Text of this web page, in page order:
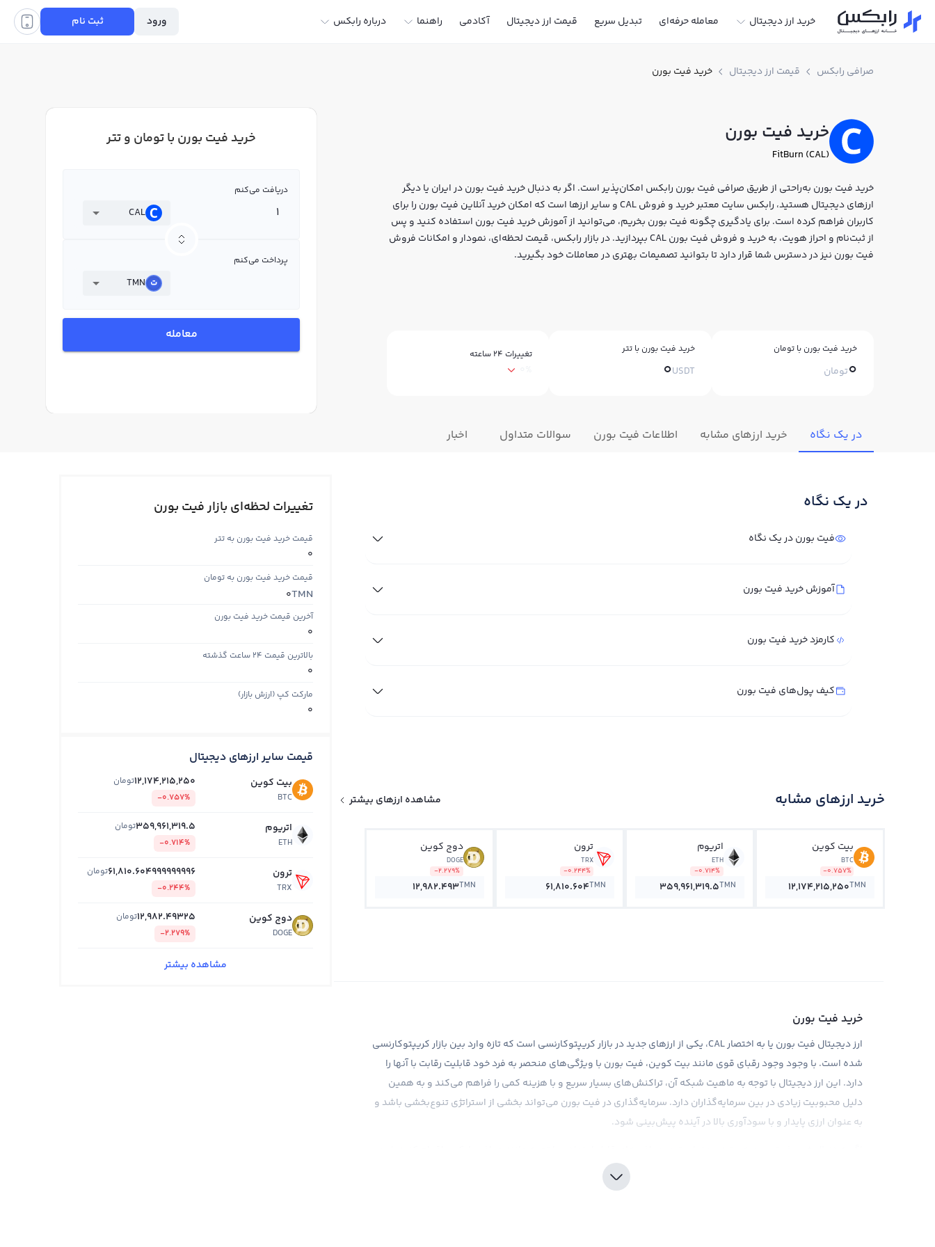
خرید ارز دیجیتال معامله حرفه‌ای تبدیل سریع قیمت ارز دیجیتال آکادمی راهنما درباره رابکس ورود ثبت نام
صرافی رابکس قیمت ارز دیجیتال خرید فیت بورن
خرید فیت بورن
FitBurn (CAL)
خرید فیت بورن به‌راحتی از طریق صرافی فیت بورن رابکس امکان‌پذیر است. اگر به دنبال خرید فیت بورن در ایران یا دیگر
ارزهای دیجیتال هستید، رابکس سایت معتبر خرید و فروش CAL و سایر ارزها است که امکان خرید آنلاین فیت بورن را برای
کاربران فراهم کرده است. برای یادگیری چگونه فیت بورن بخریم، می‌توانید از آموزش خرید فیت بورن استفاده کنید و پس
از ثبت‌نام و احراز هویت، به خرید و فروش فیت بورن CAL بپردازید. در بازار رابکس، قیمت لحظه‌ای، نمودار و امکانات فروش
فیت بورن نیز در دسترس شما قرار دارد تا بتوانید تصمیمات بهتری در معاملات خود بگیرید.
خرید فیت بورن با تومان
0تومان
خرید فیت بورن با تتر
0USDT
تغییرات ۲۴ ساعته
خرید فیت بورن با تومان و تتر
دریافت می‌کنم
CAL
پرداخت می‌کنم
TMN
معامله
در یک نگاه خرید ارزهای مشابه اطلاعات فیت بورن سوالات متداول اخبار
در یک نگاه
فیت بورن در یک نگاه
آموزش خرید فیت بورن
کارمزد خرید فیت بورن
کیف پول‌های فیت بورن
خرید ارزهای مشابه مشاهده ارزهای بیشتر
بیت کوین
BTC
-0.757%
12,174,215,250TMN
اتریوم
ETH
-0.714%
359,961,319.5TMN
ترون
TRX
-0.244%
61,810.604TMN
دوج کوین
DOGE
-2.279%
12,982.493TMN
خرید فیت بورن
ارز دیجیتال فیت بورن یا به اختصار CAL، یکی از ارزهای جدید در بازار کریپتوکارنسی است که تازه وارد بین بازار کریپتوکارنسی
شده است. با وجود وجود رقبای قوی مانند بیت کوین، فیت بورن با ویژگی‌های منحصر به فرد خود قابلیت رقابت با آنها را
دارد. این ارز دیجیتال با توجه به ماهیت شبکه آن، تراکنش‌های بسیار سریع و با هزینه کمی را فراهم می‌کند و به همین
دلیل محبوبیت زیادی در بین سرمایه‌گذاران دارد. سرمایه‌گذاری در فیت بورن می‌تواند بخشی از استراتژی تنوع‌بخشی باشد و
به عنوان ارزی پایدار و با سودآوری بالا در آینده پیش‌بینی شود.
صرافی با ارائه قیمت‌های رقابتی و کارمزد مناسب، امکان خرید و فروش فیت بورن را فراهم می‌کند و تجربه خریدی مطمئن و
مطلوب را برای کاربران خود فراهم می‌کند. همچنین، در صورت نیاز به اطلاعات بازار قبل از سرمایه‌گذاری، صرافی رابکس
تغییرات لحظه‌ای بازار فیت بورن
قیمت خرید فیت بورن به تتر
0
قیمت خرید فیت بورن به تومان
TMN
0
آخرین قیمت خرید فیت بورن
0
بالاترین قیمت ۲۴ ساعت گذشته
0
مارکت کپ (ارزش بازار)
0
قیمت سایر ارزهای دیجیتال
بیت کوین
BTC
12,174,215,250تومان
-0.757%
اتریوم
ETH
359,961,319.5تومان
-0.714%
ترون
TRX
61,810.604999999996تومان
-0.244%
دوج کوین
DOGE
12,982.49325تومان
-2.279%
مشاهده بیشتر